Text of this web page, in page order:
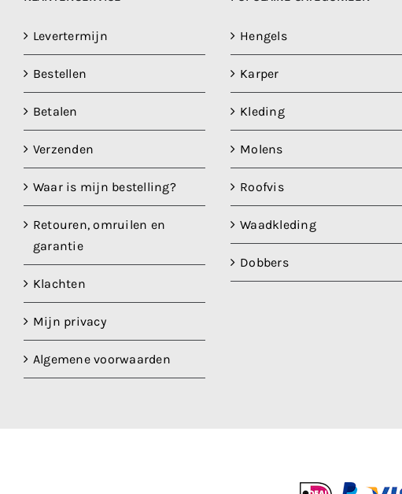
Levertermijn
Bestellen
Betalen
Verzenden
Waar is mijn bestelling?
Retouren, omruilen en
garantie
Klachten
Mijn privacy
Algemene voorwaarden
Hengels
Karper
Kleding
Molens
Roofvis
Waadkleding
Dobbers